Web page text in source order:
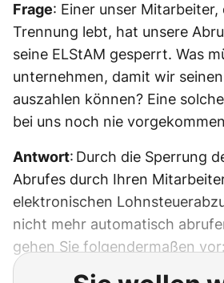
Frage: Einer unser Mitarbeiter,
Trennung lebt, hat unsere
seine ELStAM gesperrt. Was
unternehmen, damit wir
auszahlen können? Eine
bei uns noch nie
Antwort: Durch die Sperrung
Abrufes durch Ihren
elektronischen
nicht mehr automatisch
gehen Sie folgendermaßen vor: